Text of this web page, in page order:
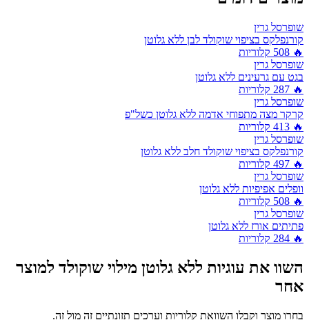
שופרסל גרין
קורנפלקס בציפוי שוקולד לבן ללא גלוטן
🔥
508 קלוריות
שופרסל גרין
בגט עם גרעינים ללא גלוטן
🔥
287 קלוריות
שופרסל גרין
קרקר מצה מתפוחי אדמה ללא גלוטן כשל"פ
🔥
413 קלוריות
שופרסל גרין
קורנפלקס בציפוי שוקולד חלב ללא גלוטן
🔥
497 קלוריות
שופרסל גרין
וופלים אפיפיות ללא גלוטן
🔥
508 קלוריות
שופרסל גרין
פתיתים אורז ללא גלוטן
🔥
284 קלוריות
השוו את עוגיות ללא גלוטן מילוי שוקולד למוצר
אחר
בחרו מוצר וקבלו השוואת קלוריות וערכים תזונתיים זה מול זה.